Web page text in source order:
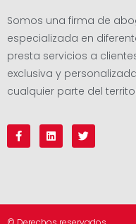
Somos una firma de
especializada en
presta servicios a
exclusiva y
cualquier parte del